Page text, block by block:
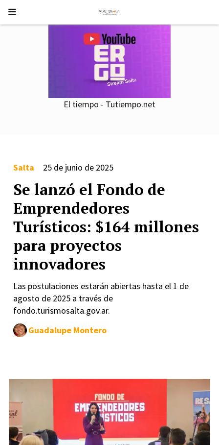
El tiempo - Tutiempo.net
Se lanzó el Fondo de
Emprendedores
Turísticos: $164 millones
para proyectos
innovadores
Las postulaciones estarán abiertas hasta el 1 de
agosto de 2025 a través de
fondo.turismosalta.gov.ar.
Salta 25 de junio de 2025
Guadalupe Montero